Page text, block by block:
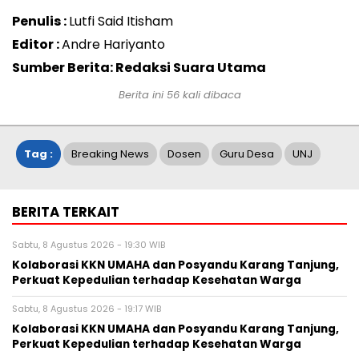
Penulis :Lutfi Said Itisham
Editor :Andre Hariyanto
Sumber Berita: Redaksi Suara Utama
Berita ini 56kali dibaca
Tag : Breaking News Dosen Guru Desa UNJ
BERITA TERKAIT
Sabtu, 8 Agustus 2026 - 19:30 WIB
Kolaborasi KKN UMAHA dan Posyandu Karang Tanjung,
Perkuat Kepedulian terhadap Kesehatan Warga
Sabtu, 8 Agustus 2026 - 19:17 WIB
Kolaborasi KKN UMAHA dan Posyandu Karang Tanjung,
Perkuat Kepedulian terhadap Kesehatan Warga